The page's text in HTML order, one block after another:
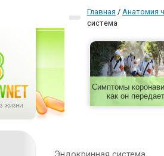
Главная / Aнатомия
система
Симптомы
как он